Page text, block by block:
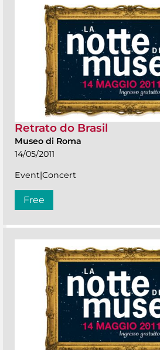
Retrato do Brasil
Museo di Roma
14/05/2011
Event|Concert
Free